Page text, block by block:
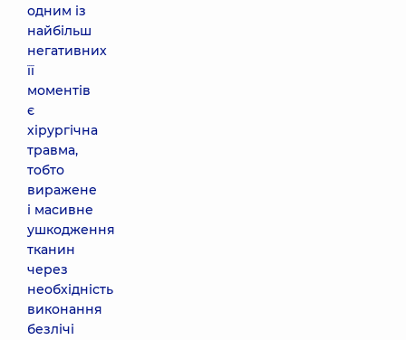
одним із
найбільш
негативних
її
моментів
є
хірургічна
травма,
тобто
виражене
і масивне
ушкодження
тканин
через
необхідність
виконання
безлічі